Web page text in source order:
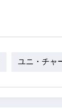
ユニ・チャ